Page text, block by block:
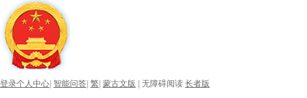
登录个人中心 智能问答 繁 蒙古文版 无障碍阅读 长者版